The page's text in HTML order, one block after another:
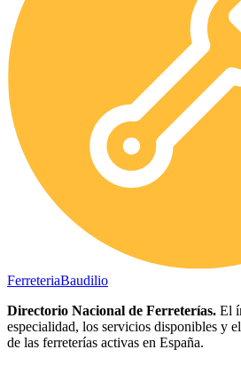
FerreteriaBaudilio
Directorio Nacional de Ferreterías. El
especialidad, los servicios disponibles y
de las ferreterías activas en España.